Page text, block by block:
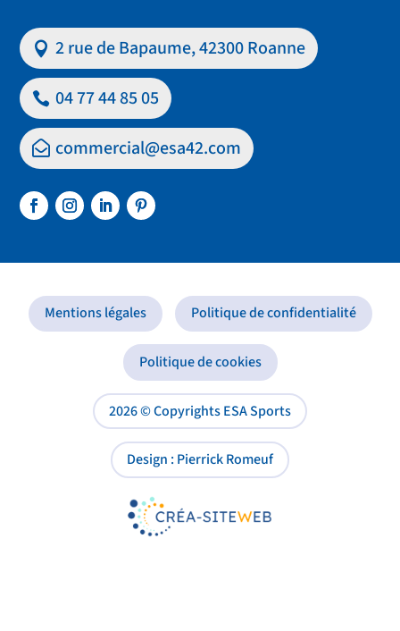
2 rue de Bapaume, 42300 Roanne
04 77 44 85 05
commercial@esa42.com
Mentions légales Politique de confidentialité
Politique de cookies
2026 © Copyrights ESA Sports
Design : Pierrick Romeuf